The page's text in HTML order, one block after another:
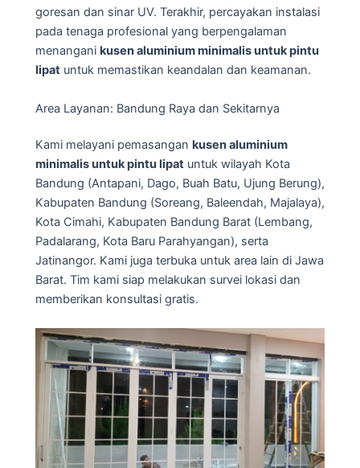
goresan dan sinar UV. Terakhir, percayakan instalasi
pada tenaga profesional yang berpengalaman
menangani kusen aluminium minimalis untuk pintu
lipat untuk memastikan keandalan dan keamanan.
Area Layanan: Bandung Raya dan Sekitarnya
Kami melayani pemasangan kusen aluminium
minimalis untuk pintu lipat untuk wilayah Kota
Bandung (Antapani, Dago, Buah Batu, Ujung Berung),
Kabupaten Bandung (Soreang, Baleendah, Majalaya),
Kota Cimahi, Kabupaten Bandung Barat (Lembang,
Padalarang, Kota Baru Parahyangan), serta
Jatinangor. Kami juga terbuka untuk area lain di Jawa
Barat. Tim kami siap melakukan survei lokasi dan
memberikan konsultasi gratis.